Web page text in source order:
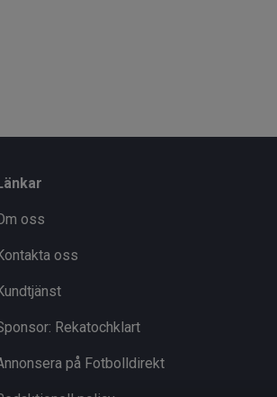
oss
oss
Rekatochklart
på Fotbolldirekt